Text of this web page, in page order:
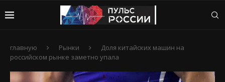
главную Рынки
Доля китайских машин на
российском рынке заметно упала